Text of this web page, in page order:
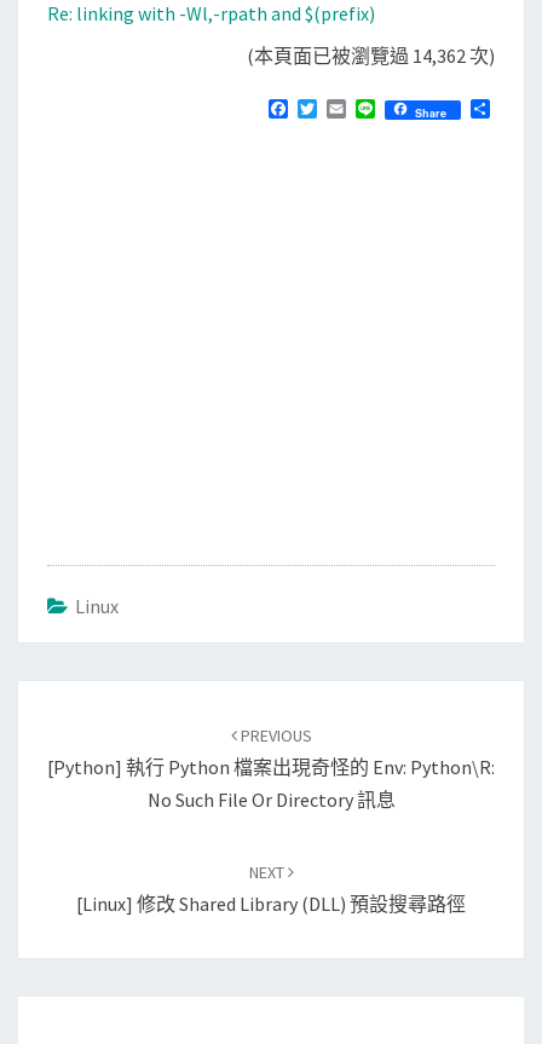
Re: linking with -Wl,-rpath and $(prefix)
(本頁面已被瀏覽過 14,362 次)
E
Share
Linux
navigation
PREVIOUS
[Python] 執行 Python 檔案出現奇怪的 Env: Python\r:
No Such File Or Directory 訊息
NEXT
[Linux] 修改 Shared Library (DLL) 預設搜尋路徑